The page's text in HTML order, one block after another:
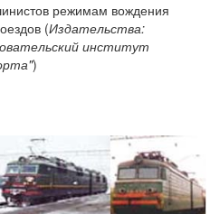
режимам вождения
(Издательства:
институт
)